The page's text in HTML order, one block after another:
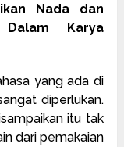
Nada dan
Karya
yang ada di
diperlukan.
itu tak
dari pemakaian